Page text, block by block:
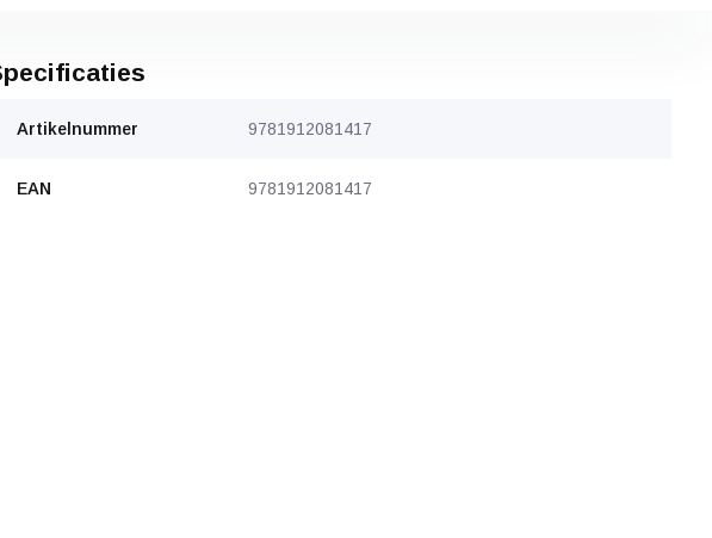
Artikelnummer 9781912081417
EAN 9781912081417